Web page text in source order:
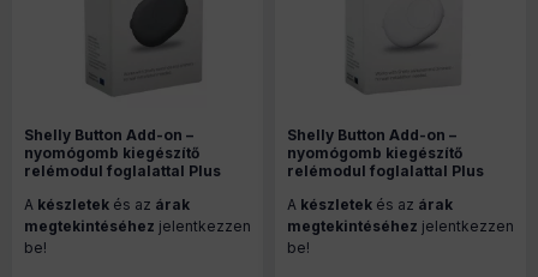
Shelly Button Add-on –
nyomógomb kiegészítő
relémodul foglalattal Plus
modulokhoz, fekete
A készletek és az árak
megtekintéséhez jelentkezzen
be!
Shelly Button Add-on –
nyomógomb kiegészítő
relémodul foglalattal Plus
modulokhoz, fehér
A készletek és az árak
megtekintéséhez jelentkezzen
be!